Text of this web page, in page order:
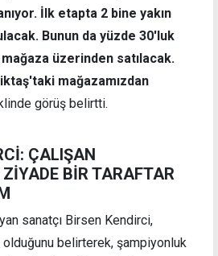
İlk etapta 2 bine yakın
Bunun da yüzde 30'luk
üzerinden satılacak.
mağazamızdan
görüş belirtti.
ÇALIŞAN
ZİYADE BİR TARAFTAR
sanatçı Birsen Kendirci,
olduğunu belirterek, şampiyonluk